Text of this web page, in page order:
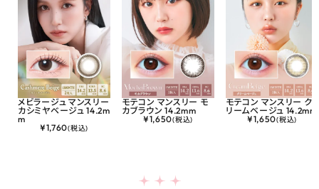
メビラージュ マンスリー
カシミヤベージュ 14.2m
m
¥1,760(税込)
モテコン マンスリー モ
カブラウン 14.2mm
¥1,650(税込)
モテコン マンスリー ク
リームベージュ 14.2mm
¥1,650(税込)